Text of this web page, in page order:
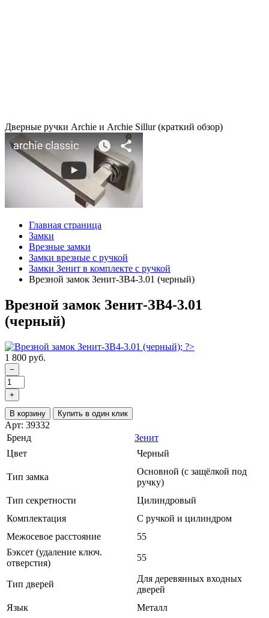
Дверные ручки Archie и Archie Sillur (краткий обзор)
Главная страница
Замки
Врезные замки
Замки врезные с ручкой
Замки Зенит в комплекте с ручкой
Врезной замок Зенит-ЗВ4-3.01 (черный)
Врезной замок Зенит-ЗВ4-3.01
(черный)
1 800 руб.
−
+
В корзину Купить в один клик
Арт: 39332
Бренд
Зенит
Цвет
Черный
Тип замка
Основной (с защёлкой под
ручку)
Тип секретности
Цилиндровый
Комплектация
С ручкой и цилиндром
Межосевое расстояние
55
Бэксет (удаление ключ.
отверстия)
55
Тип дверей
Для деревянных входных
дверей
Язык
Металл